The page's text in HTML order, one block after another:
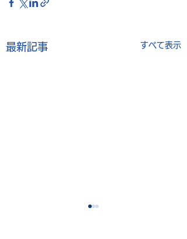
最新記事 すべて表示